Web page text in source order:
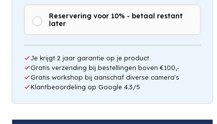
Reservering voor 10% - betaal restant
later
Je krijgt 2 jaar garantie op je product
Gratis verzending bij bestellingen boven €100,-
Gratis workshop bij aanschaf diverse camera's
Klantbeoordeling op Google 4.3/5